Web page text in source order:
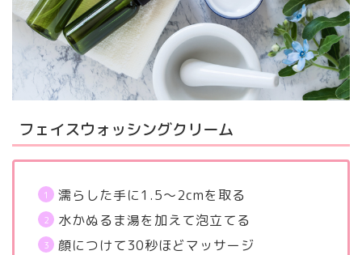
フェイスウォッシングクリーム
濡らした手に1.5～2cmを取る
水かぬるま湯を加えて泡立てる
顔につけて30秒ほどマッサージ